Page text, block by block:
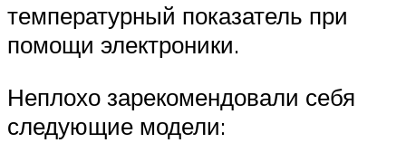
температурный показатель при
помощи электроники.
Неплохо зарекомендовали себя
следующие модели: